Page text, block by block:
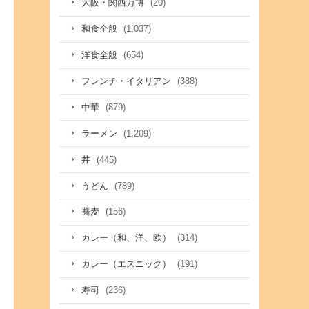
大阪・関西万博 (20)
和食全般 (1,037)
洋食全般 (654)
フレンチ・イタリアン (388)
中華 (879)
ラーメン (1,209)
丼 (445)
うどん (789)
蕎麦 (156)
カレー（和、洋、欧） (314)
カレー（エスニック） (191)
寿司 (236)